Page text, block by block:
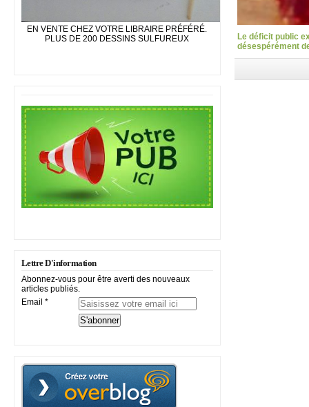
EN VENTE CHEZ VOTRE LIBRAIRE PRÉFÉRÉ.
PLUS DE 200 DESSINS SULFUREUX
Lettre D'information
Abonnez-vous pour être averti des nouveaux
articles publiés.
Email
Le déficit public
désespérément